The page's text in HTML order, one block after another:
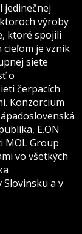
jedinečnej
výroby
ktoré spojili
cieľom je vznik
siete
o
čerpacích
Konzorcium
E.ON
MOL Group
vo všetkých
Slovinsku a v